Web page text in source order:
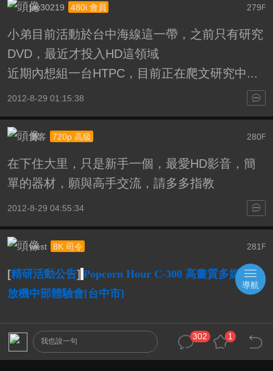
279F
jay30219 480i 會員
小弟目前活動於台中海線這一帶，之前只有研究
DVD，最近才投入HD這領域
近期內想組一台HTPC，目前正在爬文研究中...
2012-8-29 01:15:38
280F
奧客 720p 高級
在下住大里，只是新手一個，最愛HD影音，簡
單的器材，願與高手交流，請多多指教
2012-8-29 04:55:34
281 F
west 8K 司令
[精研活動公告] Popcorn Hour C-300 高畫質多媒體播
放機中部體驗會[台中市]
這場活動是暨去年的高畫質3D中台灣體驗會與
三菱HC4000中部鑑賞會之後，HD.Club再次下
我也說一句
302 1
導航